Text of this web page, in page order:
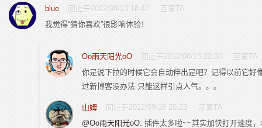
blue 回应于2012/08/13 18:43
回复TA
我觉得“猜你喜欢”很影响体验！
Oo雨天阳光oO 回应于2012/08/13 22:36
回复TA
你是说下拉的时候它会自动伸出是吧？记得以前它好
过新博客没办法 只能这样引点人气。。。
山姆 回应于2012/09/18 20:23
回复TA
@Oo雨天阳光oO: 插件太多啦~~其实加快打开速度